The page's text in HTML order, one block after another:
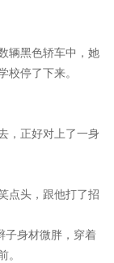
辆黑色轿车中，她
停了下来。
，正好对上了一身
点头，跟他打了招
身材微胖，穿着